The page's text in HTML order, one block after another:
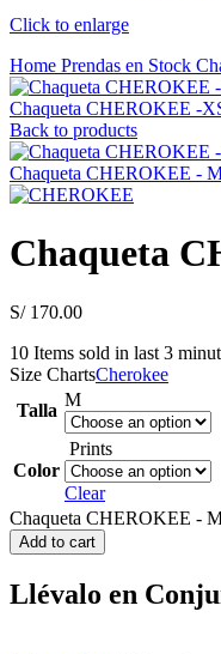
Click to enlarge
Home Prendas en Stock
Chaqueta CHEROKEE -
Back to products
Chaqueta CHEROKEE -
Chaqueta
S/170.00
10 Items sold in last 3
Size ChartsCherokee
Talla
M
Color
Prints
Clear
Chaqueta CHEROKEE -
Add to cart
Llévalo en